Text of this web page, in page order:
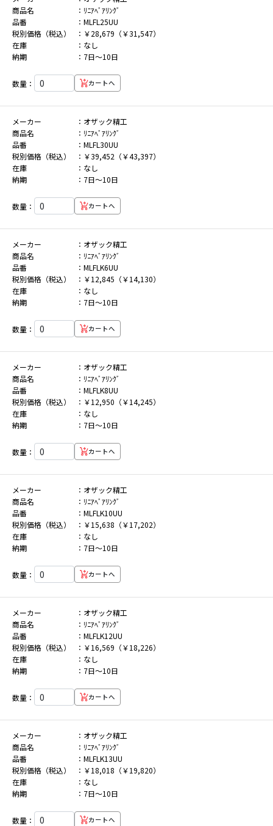
商品名
ﾘﾆｱﾍﾞｱﾘﾝｸﾞ
品番
MLFL25UU
税別価格（税込）
￥28,679（￥31,547）
在庫
なし
納期
7日～10日
数量： カートへ
メーカー
オザック精工
商品名
ﾘﾆｱﾍﾞｱﾘﾝｸﾞ
品番
MLFL30UU
税別価格（税込）
￥39,452（￥43,397）
在庫
なし
納期
7日～10日
数量： カートへ
メーカー
オザック精工
商品名
ﾘﾆｱﾍﾞｱﾘﾝｸﾞ
品番
MLFLK6UU
税別価格（税込）
￥12,845（￥14,130）
在庫
なし
納期
7日～10日
数量： カートへ
メーカー
オザック精工
商品名
ﾘﾆｱﾍﾞｱﾘﾝｸﾞ
品番
MLFLK8UU
税別価格（税込）
￥12,950（￥14,245）
在庫
なし
納期
7日～10日
数量： カートへ
メーカー
オザック精工
商品名
ﾘﾆｱﾍﾞｱﾘﾝｸﾞ
品番
MLFLK10UU
税別価格（税込）
￥15,638（￥17,202）
在庫
なし
納期
7日～10日
数量： カートへ
メーカー
オザック精工
商品名
ﾘﾆｱﾍﾞｱﾘﾝｸﾞ
品番
MLFLK12UU
税別価格（税込）
￥16,569（￥18,226）
在庫
なし
納期
7日～10日
数量： カートへ
メーカー
オザック精工
商品名
ﾘﾆｱﾍﾞｱﾘﾝｸﾞ
品番
MLFLK13UU
税別価格（税込）
￥18,018（￥19,820）
在庫
なし
納期
7日～10日
数量： カートへ